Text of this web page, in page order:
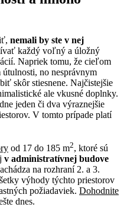
nemali by ste v nej
každý voľný a úložný
Napriek tomu, že cieľom
no nesprávnym
skôr stiesnene. Najčistejšie
ale vkusné doplnky.
jeden či dva výraznejšie
V tomto prípade platí
od 17 do 185 m2, ktoré sú
v administratívnej budove
na rozhraní 2. a 3.
výhody týchto priestorov
požiadaviek. Dohodnite
dnes.